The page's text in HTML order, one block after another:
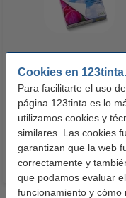
Cookies en
Para facilitarte el uso
página 123tinta.es lo
utilizamos cookies y
similares. Las cookies
garantizan que la web
correctamente y
que podamos evaluar el
funcionamiento y cómo
123tinta Papel fotográfico
10,50 € Incl. 21% IVA